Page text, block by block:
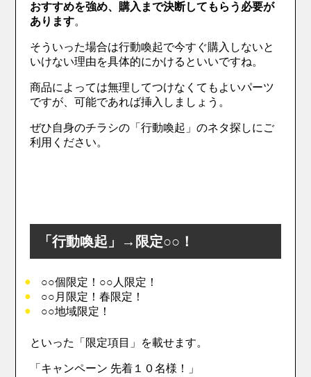
おすすめを強め、購入まで決断してもらう必要が
あります。
そういった場合は行動喚起で今すぐ購入しないと
いけない理由を具体的にかけるといいですね。
商品によっては無理してつけなくてもよいパーツ
ですが、可能であれば挿入しましょう。
ぜひ自身のチラシの「行動喚起」のネタ探しにご
利用ください。
「行動喚起」→限定○○！
○○個限定！○○人限定！
○○月限定！春限定！
○○地域限定！
といった「限定項目」を載せます。
「キャンペーン 先着１０名様！」